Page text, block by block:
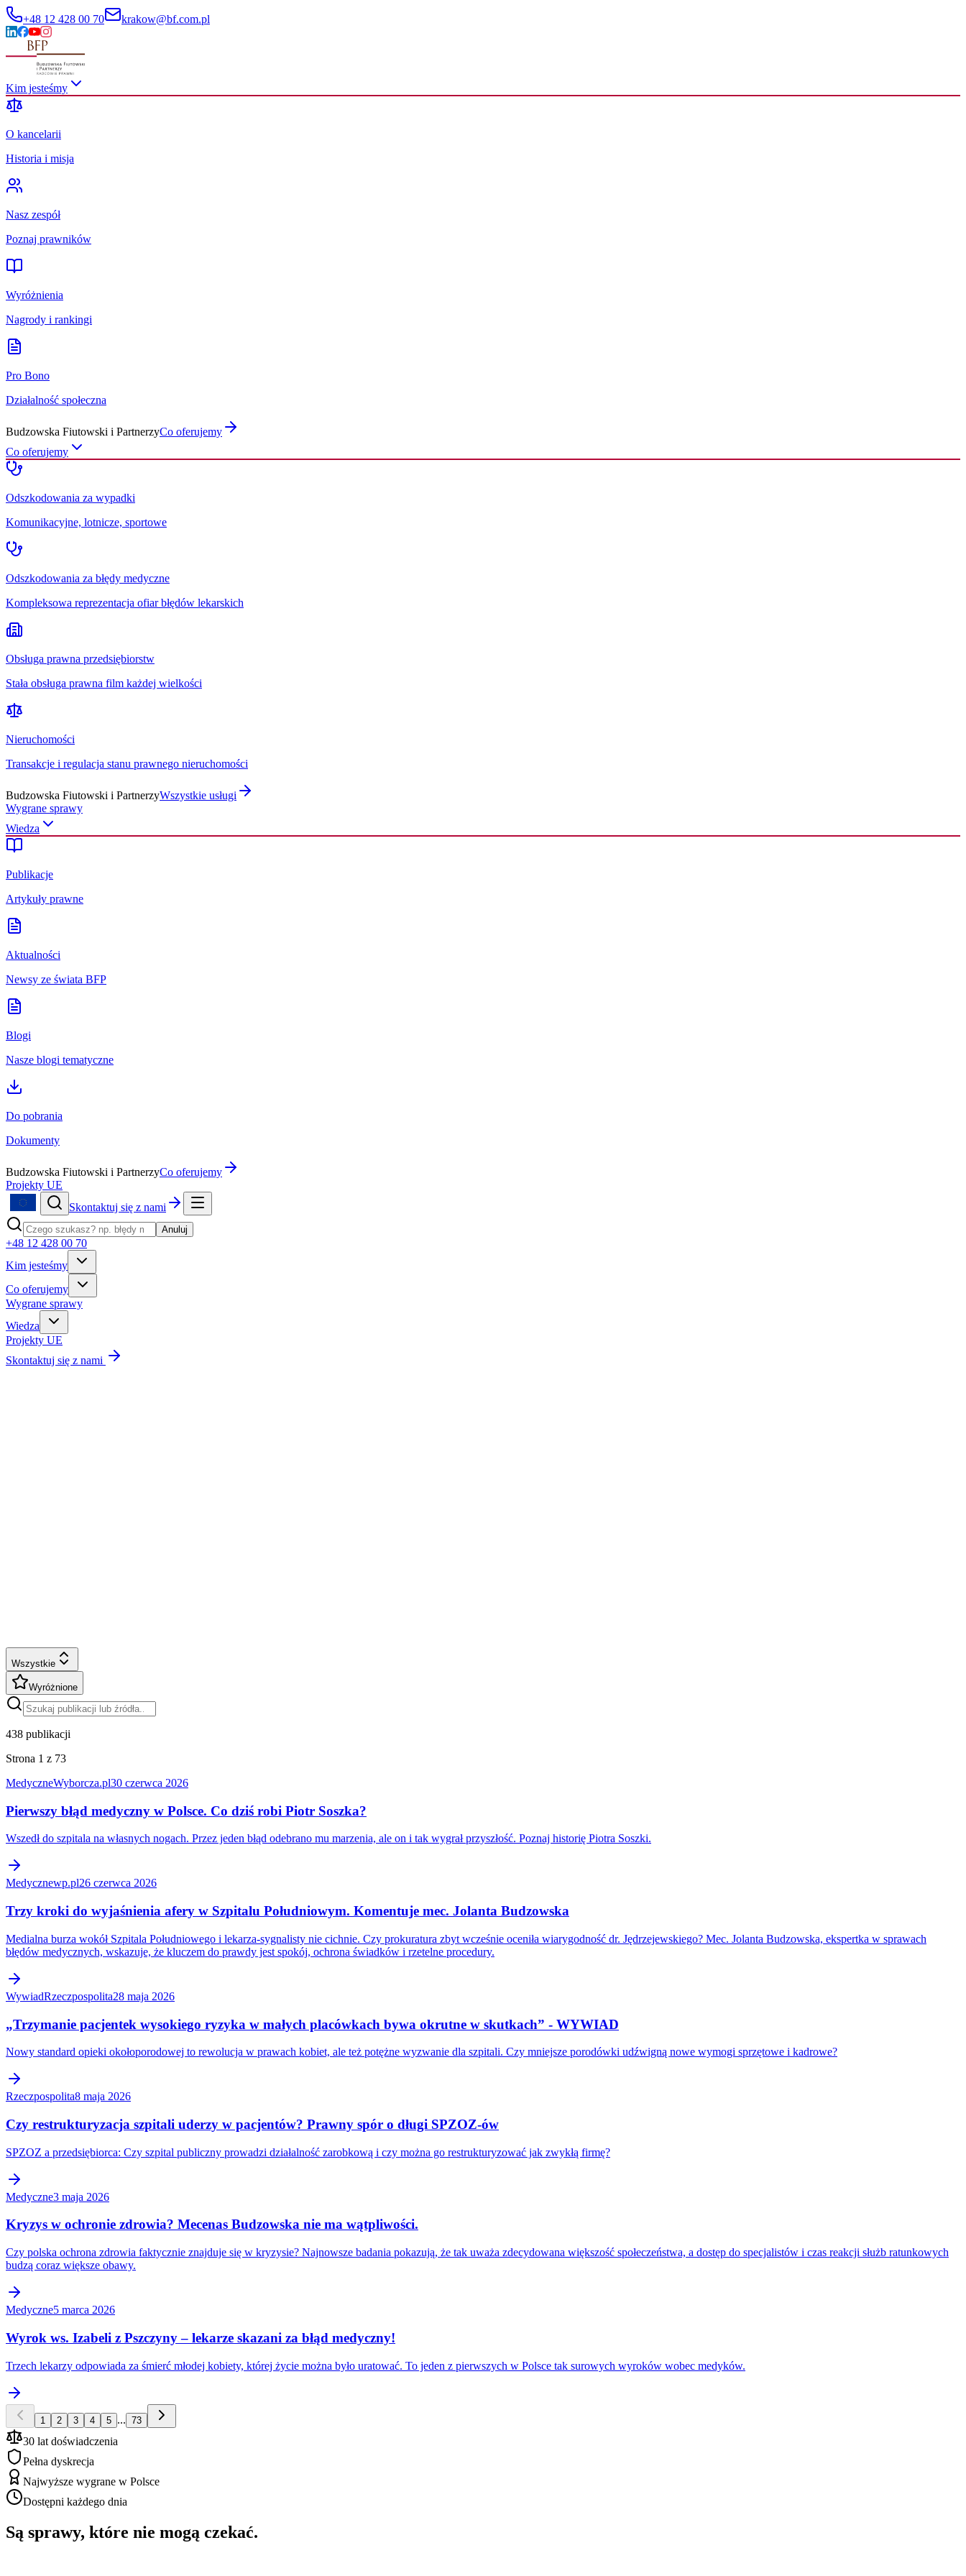
+48 12 428 00 70 krakow@bf.com.pl
Kim jesteśmy
O kancelarii
Historia i misja
Nasz zespół
Poznaj prawników
Wyróżnienia
Nagrody i rankingi
Pro Bono
Działalność społeczna
Budzowska Fiutowski i PartnerzyCo oferujemy
Co oferujemy
Odszkodowania za wypadki
Komunikacyjne, lotnicze, sportowe
Odszkodowania za błędy medyczne
Kompleksowa reprezentacja ofiar błędów lekarskich
Obsługa prawna przedsiębiorstw
Stała obsługa prawna film każdej wielkości
Nieruchomości
Transakcje i regulacja stanu prawnego nieruchomości
Budzowska Fiutowski i PartnerzyWszystkie usługi
Wygrane sprawy
Wiedza
Publikacje
Artykuły prawne
Aktualności
Newsy ze świata BFP
Blogi
Nasze blogi tematyczne
Do pobrania
Dokumenty
Budzowska Fiutowski i PartnerzyCo oferujemy
Projekty UE
Skontaktuj się z nami
Anuluj
+48 12 428 00 70
Kim jesteśmy
Co oferujemy
Wygrane sprawy
Wiedza
Projekty UE
Skontaktuj się z nami
Wszystkie
Wyróżnione
438 publikacji
Strona 1 z 73
MedyczneWyborcza.pl30 czerwca 2026
Pierwszy błąd medyczny w Polsce. Co dziś robi Piotr Soszka?
Wszedł do szpitala na własnych nogach. Przez jeden błąd odebrano mu marzenia, ale on i tak wygrał przyszłość. Poznaj historię Piotra Soszki.
Medycznewp.pl26 czerwca 2026
Trzy kroki do wyjaśnienia afery w Szpitalu Południowym. Komentuje mec. Jolanta Budzowska
Medialna burza wokół Szpitala Południowego i lekarza-sygnalisty nie cichnie. Czy prokuratura zbyt wcześnie oceniła wiarygodność dr. Jędrzejewskiego? Mec. Jolanta Budzowska, ekspertka w sprawach
błędów medycznych, wskazuje, że kluczem do prawdy jest spokój, ochrona świadków i rzetelne procedury.
WywiadRzeczpospolita28 maja 2026
„Trzymanie pacjentek wysokiego ryzyka w małych placówkach bywa okrutne w skutkach” - WYWIAD
Nowy standard opieki okołoporodowej to rewolucja w prawach kobiet, ale też potężne wyzwanie dla szpitali. Czy mniejsze porodówki udźwigną nowe wymogi sprzętowe i kadrowe?
Rzeczpospolita8 maja 2026
Czy restrukturyzacja szpitali uderzy w pacjentów? Prawny spór o długi SPZOZ-ów
SPZOZ a przedsiębiorca: Czy szpital publiczny prowadzi działalność zarobkową i czy można go restrukturyzować jak zwykłą firmę?
Medyczne3 maja 2026
Kryzys w ochronie zdrowia? Mecenas Budzowska nie ma wątpliwości.
Czy polska ochrona zdrowia faktycznie znajduje się w kryzysie? Najnowsze badania pokazują, że tak uważa zdecydowana większość społeczeństwa, a dostęp do specjalistów i czas reakcji służb ratunkowych
budzą coraz większe obawy.
Medyczne5 marca 2026
Wyrok ws. Izabeli z Pszczyny – lekarze skazani za błąd medyczny!
Trzech lekarzy odpowiada za śmierć młodej kobiety, której życie można było uratować. To jeden z pierwszych w Polsce tak surowych wyroków wobec medyków.
1 2 3 4 5 ... 73
30 lat doświadczenia
Pełna dyskrecja
Najwyższe wygrane w Polsce
Dostępni każdego dnia
Są sprawy, które nie mogą czekać.